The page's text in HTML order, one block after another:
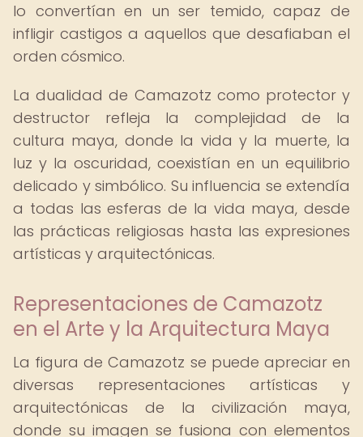
lo convertían en un ser temido, capaz de
infligir castigos a aquellos que desafiaban el
orden cósmico.
La dualidad de Camazotz como protector y
destructor refleja la complejidad de la
cultura maya, donde la vida y la muerte, la
luz y la oscuridad, coexistían en un equilibrio
delicado y simbólico. Su influencia se extendía
a todas las esferas de la vida maya, desde
las prácticas religiosas hasta las expresiones
artísticas y arquitectónicas.
Representaciones de Camazotz
en el Arte y la Arquitectura Maya
La figura de Camazotz se puede apreciar en
diversas representaciones artísticas y
arquitectónicas de la civilización maya,
donde su imagen se fusiona con elementos